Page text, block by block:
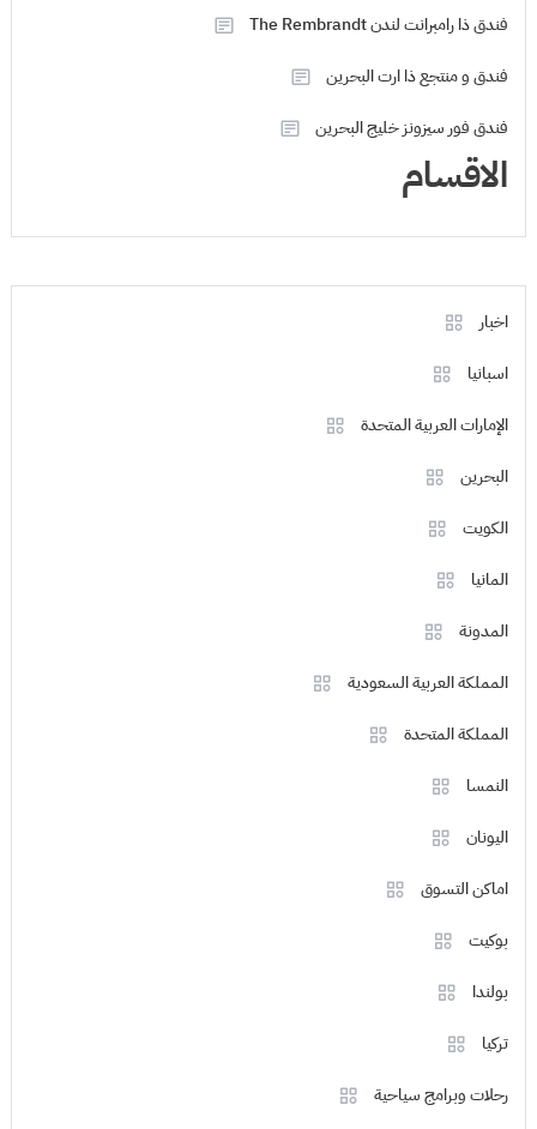
فندق ذا رامبرانت لندن The Rembrandt
فندق و منتجع ذا ارت البحرين
فندق فور سيزونز خليج البحرين
الاقسام
اخبار
اسبانيا
الإمارات العربية المتحدة
البحرين
الكويت
المانيا
المدونة
المملكة العربية السعودية
المملكة المتحدة
النمسا
اليونان
اماكن التسوق
بوكيت
بولندا
تركيا
رحلات وبرامج سياحية